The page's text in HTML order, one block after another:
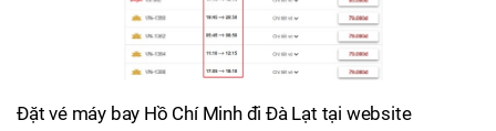
Đặt vé máy bay Hồ Chí Minh đi Đà Lạt tại website